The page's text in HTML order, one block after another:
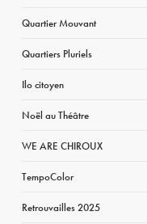
Quartier Mouvant
Quartiers Pluriels
Ilo citoyen
Noël au Théâtre
WE ARE CHIROUX
TempoColor
Retrouvailles 2025